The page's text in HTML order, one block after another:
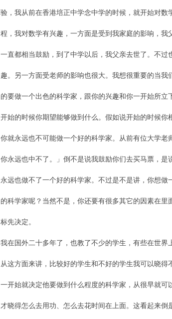
验，我从前在香港培正中学念中学的时候，就开始对数
程，我对数学有兴趣，一方面是受到我家庭的影响，我
一直都相当鼓励，到了中学以后，我父亲去世了。不过
趣。另一方面受老师的影响也很大。我想很重要的当我
的要做一个出色的科学家，跟你的兴趣和你一开始所立
开始的时候你期望能够做到什么。假如说开始的时候你
你就永远也不可能做一个好的科学家。从前有位大学老
你永远也中不了。」倒不是说我鼓励你们去买马票，是
永远也做不了一个好的科学家。不过是不是讲，你想做
的科学家呢？当然不是，你还要有很多其它的因素在里
标先决定。
我在国外二十多年了，也教了不少的学生，有些在世界
从这方面来讲，比较好的学生和不好的学生我可以晓得
一开始就决定他要做到什么程度的科学家，从很早就可
才晓得怎么去用功、怎么去花时间在上面。这看起来倒